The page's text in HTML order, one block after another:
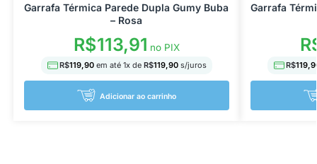
Garrafa Térmica Parede Dupla Gumy Buba
– Rosa
R$113,91 no PIX
R$119,90 em até 1x de R$119,90s/juros
Adicionar ao carrinho
Garrafa
R$